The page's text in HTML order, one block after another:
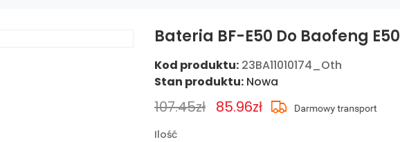
Bateria BF-E50 Do Baofeng E50
Kod produktu: 23BA11010174_Oth
Stan produktu: Nowa
107.45zł 85.96zł
Ilość